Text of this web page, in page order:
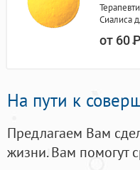
Сиалиса
от 60Р
На пути к
Предлагаем Вам
жизни. Вам помогут